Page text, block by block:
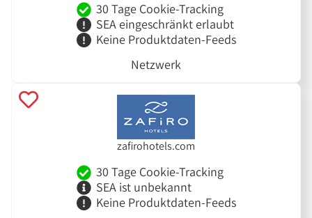
30 Tage Cookie-Tracking
SEA eingeschränkt erlaubt
Keine Produktdaten-Feeds
Netzwerk
zafirohotels.com
30 Tage Cookie-Tracking
SEA ist unbekannt
Keine Produktdaten-Feeds